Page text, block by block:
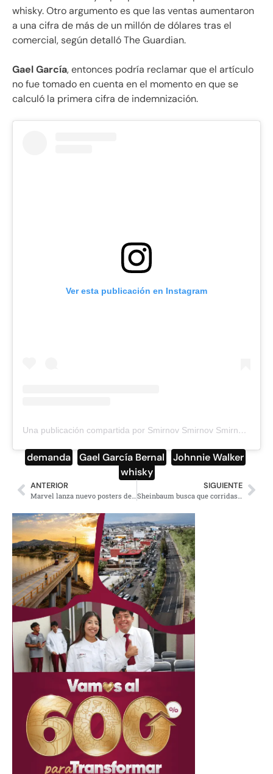
whisky. Otro argumento es que las ventas aumentaron
a una cifra de más de un millón de dólares tras el
comercial, según detalló The Guardian.
Gael García, entonces podría reclamar que el artículo
no fue tomado en cuenta en el momento en que se
calculó la primera cifra de indemnización.
Ver esta publicación en Instagram
Una publicación compartida por Smirnov Smirnov Smirnov (@smirnovsmirnov9204)
demanda Gael García Bernal Johnnie Walker
whisky
ANTERIOR SIGUIENTE